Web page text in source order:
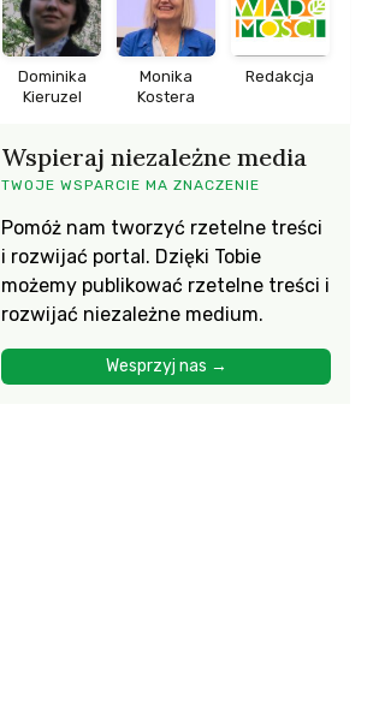
Dominika
Kieruzel
Monika
Kostera
Redakcja
Wspieraj niezależne media
TWOJE WSPARCIE MA ZNACZENIE
Pomóż nam tworzyć rzetelne treści
i rozwijać portal. Dzięki Tobie
możemy publikować rzetelne treści i
rozwijać niezależne medium.
Wesprzyj nas →